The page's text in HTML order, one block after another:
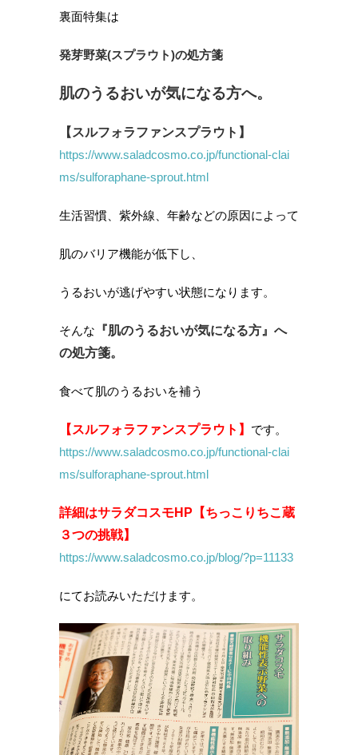
裏面特集は
発芽野菜(スプラウト)の処方箋
肌のうるおいが気になる方へ。
【スルフォラファンスプラウト】
https://www.saladcosmo.co.jp/functional-clai
ms/sulforaphane-sprout.html
生活習慣、紫外線、年齢などの原因によって
肌のバリア機能が低下し、
うるおいが逃げやすい状態になります。
そんな 『肌のうるおいが気になる方』へ
の処方箋。
食べて肌のうるおいを補う
【スルフォラファンスプラウト】 です。
https://www.saladcosmo.co.jp/functional-clai
ms/sulforaphane-sprout.html
詳細はサラダコスモHP【ちっこりちこ蔵
３つの挑戦】
https://www.saladcosmo.co.jp/blog/?p=11133
にてお読みいただけます。